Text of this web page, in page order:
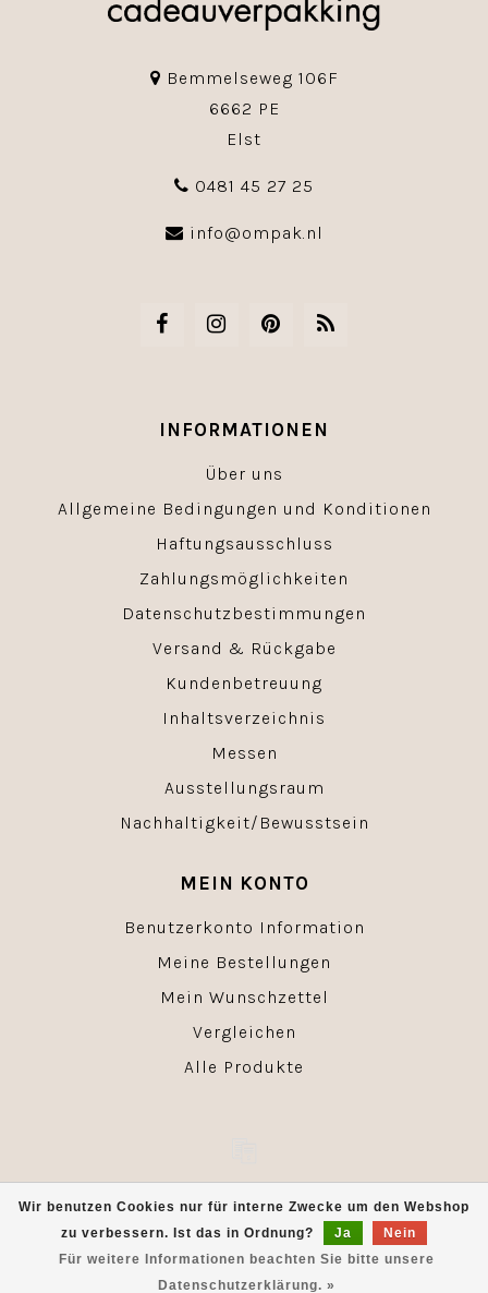
Wir benutzen Cookies nur für interne Zwecke um den Webshop
zu verbessern. Ist das in Ordnung?
Ja
Nein
Für weitere Informationen beachten Sie bitte unsere
Datenschutzerklärung. »
Bemmelseweg 106F
6662 PE
Elst
0481 45 27 25
info@ompak.nl
INFORMATIONEN
Über uns
Allgemeine Bedingungen und Konditionen
Haftungsausschluss
Zahlungsmöglichkeiten
Datenschutzbestimmungen
Versand & Rückgabe
Kundenbetreuung
Inhaltsverzeichnis
Messen
Ausstellungsraum
Nachhaltigkeit/Bewusstsein
MEIN KONTO
Benutzerkonto Information
Meine Bestellungen
Mein Wunschzettel
Vergleichen
Alle Produkte
© Copyright 2026 - Powered byLightspeed- Theme by
Dyvelopment